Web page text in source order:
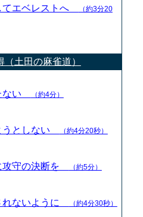
てエベレストへ
（約3分20
土田の麻雀道）
ない （約4分）
うとしない （約4分20秒）
攻守の決断を （約5分）
れないように （約4分30秒）